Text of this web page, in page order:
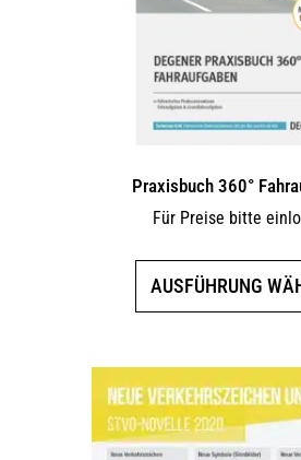
Praxisbuch 360°
Für Preise bitte
AUSFÜHRUNG